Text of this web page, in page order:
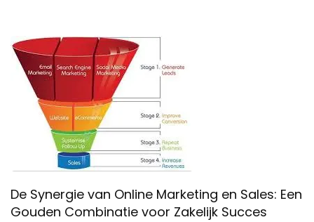
De Synergie van Online Marketing en Sales: Een
Gouden Combinatie voor Zakelijk Succes